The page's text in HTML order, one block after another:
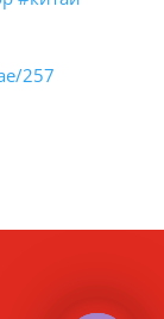
257